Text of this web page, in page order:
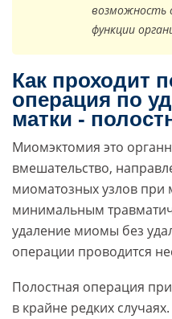
возможность
функции
Как проходит
операция по
матки -
Миомэктомия это
вмешательство,
миоматозных узлов при
минимальным
удаление миомы без
операции проводится
Полостная операция
в крайне редких